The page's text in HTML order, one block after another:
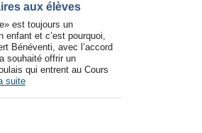
aux élèves
est toujours un
enfant et c’est pourquoi,
Bénéventi, avec l’accord
souhaité offrir un
qui entrent au Cours
suite